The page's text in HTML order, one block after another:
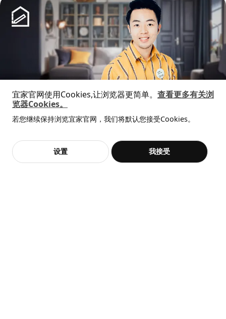
抱歉，该商品在所选地区暂时缺货。
客服
加入购物袋 立即购买
价格透明，设计专业，现货供应
不，谢谢 立即预约
宜家官网使用Cookies,让浏览器更简单。 查看更多有关浏
览器Cookies。
若您继续保持浏览宜家官网，我们将默认您接受Cookies。
设置 我接受